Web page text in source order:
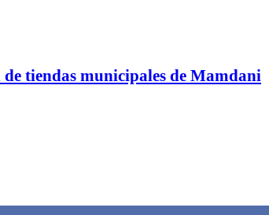
tiendas municipales de Mamdani